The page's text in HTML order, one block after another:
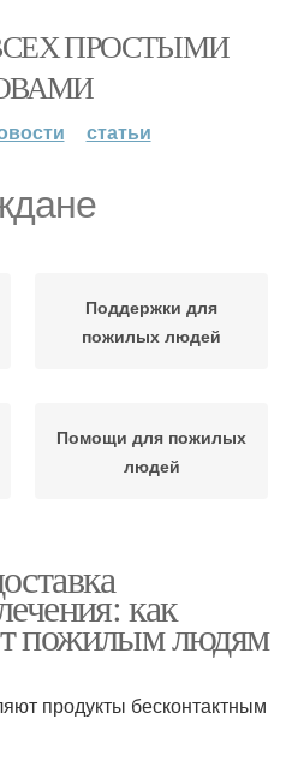
ПРОСТЫМИ
статьи
Поддержки для
пожилых людей
Помощи для пожилых
людей
как
пожилым людям
продукты бесконтактным